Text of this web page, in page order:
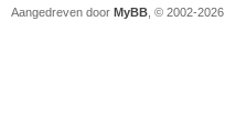
Aangedreven door MyBB , © 2002-2026